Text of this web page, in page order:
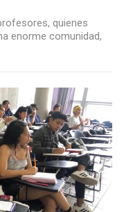
quienes
enorme comunidad,